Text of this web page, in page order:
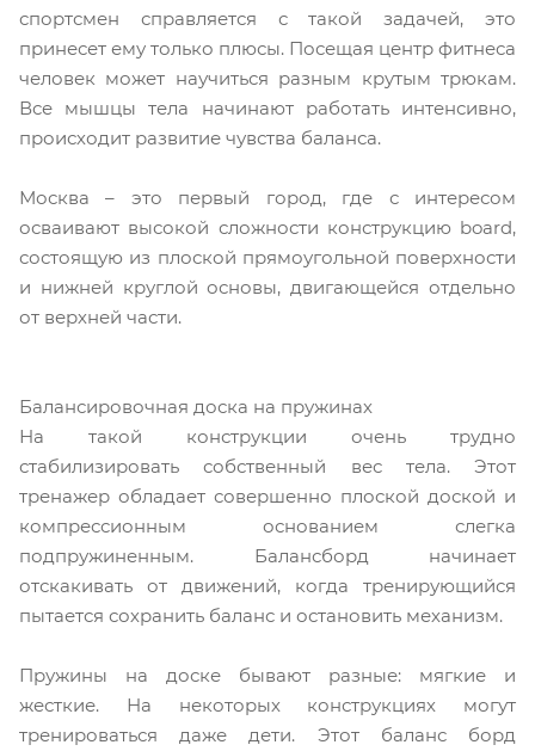
спортсмен справляется с такой задачей, это
принесет ему только плюсы. Посещая центр фитнеса
человек может научиться разным крутым трюкам.
Все мышцы тела начинают работать интенсивно,
происходит развитие чувства баланса.
Москва – это первый город, где с интересом
осваивают высокой сложности конструкцию board,
состоящую из плоской прямоугольной поверхности
и нижней круглой основы, двигающейся отдельно
от верхней части.
Балансировочная доска на пружинах
На такой конструкции очень трудно
стабилизировать собственный вес тела. Этот
тренажер обладает совершенно плоской доской и
компрессионным основанием слегка
подпружиненным. Балансборд начинает
отскакивать от движений, когда тренирующийся
пытается сохранить баланс и остановить механизм.
Пружины на доске бывают разные: мягкие и
жесткие. На некоторых конструкциях могут
тренироваться даже дети. Этот баланс борд